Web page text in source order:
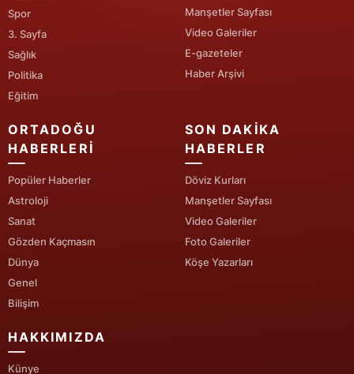
Yozgat
Zonguldak
Bayburt
Karaman
Kırıkkale
Batman
Spor
3. Sayfa
Sağlık
Politika
Eğitim
Manşetler Sayfası
Video Galeriler
E-gazeteler
Haber Arşivi
ORTADOĞU
HABERLERI
Popüler Haberler
Astroloji
Sanat
Gözden Kaçmasın
Dünya
Genel
Bilişim
SON DAKIKA
HABERLER
Döviz Kurları
Manşetler Sayfası
Video Galeriler
Foto Galeriler
Köşe Yazarları
HAKKIMIZDA
Künye